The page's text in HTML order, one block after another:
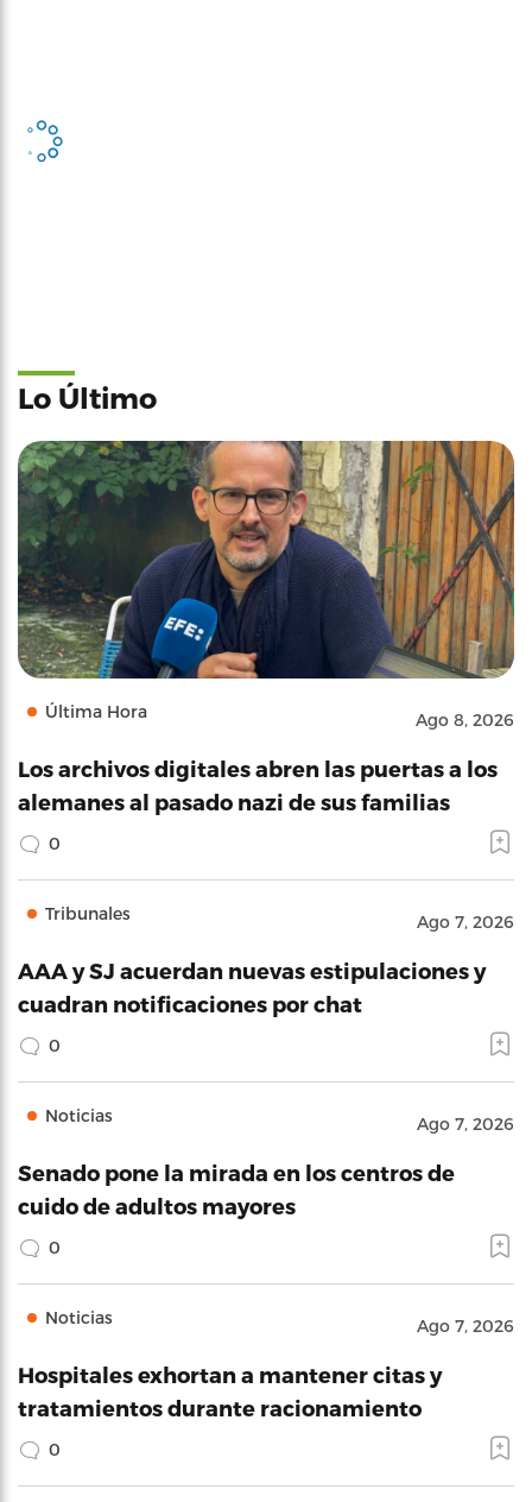
Lo Último
Última Hora Ago 8, 2026
Los archivos digitales abren las puertas a los
alemanes al pasado nazi de sus familias
0
Tribunales Ago 7, 2026
AAA y SJ acuerdan nuevas estipulaciones y
cuadran notificaciones por chat
0
Noticias Ago 7, 2026
Senado pone la mirada en los centros de
cuido de adultos mayores
0
Noticias Ago 7, 2026
Hospitales exhortan a mantener citas y
tratamientos durante racionamiento
0